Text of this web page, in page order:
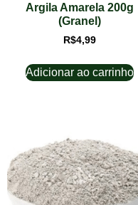
Argila Amarela 200g
(Granel)
R$4,99
Adicionar ao carrinho